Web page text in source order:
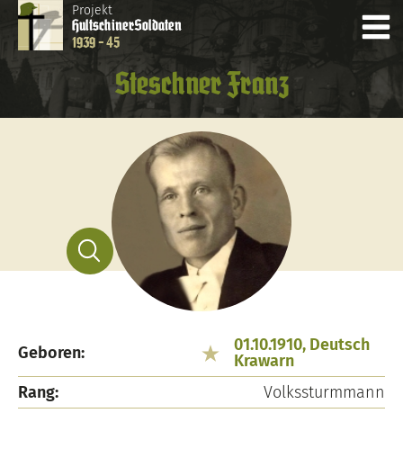
Projekt
HultschinerSoldaten
1939 - 45
Steschner Franz
Geboren:
01.10.1910, Deutsch
Krawarn
Rang:
Volkssturmmann